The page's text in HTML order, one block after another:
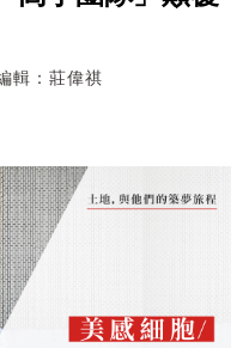
輯：莊偉祺